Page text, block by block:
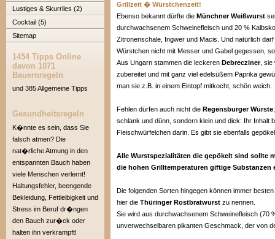
Lustiges & Skurriles (2)
Cocktail (5)
Sitemap
1454 Tipps Online
davon 1071
Bauernregeln
und 385 Allgemeine Tipps
Gesundheitsregeln
K�nnte es sein, dass Sie
falsch atmen? Die
nat�rliche Atmung in den
entspannten Bauch haben
viele Menschen verlernt!
Haltungsfehler, beengende
Bekleidung, Fettleibigkeit und
Stress im Beruf dr�ngen
den Bauch zur�ck oder
halten ihn verkrampft!
Grillzeit � Würstchenzeit!
Ebenso bekannt dürfte die Münchner Weißwurst
durchwachsenem Schweinefleisch und 20 %
Zitronenschale, Ingwer und Macis. Und natürlich
Würstchen nicht mit Messer und Gabel gegessen,
Aus Ungarn stammen die leckeren Debrecziner, sie
zubereitet und mit ganz viel edelsüßem Paprika
man sie z.B. in einem Eintopf mitkocht, schön weich.
Fehlen dürfen auch nicht die Regensburger Würste
schlank und dünn, sondern klein und dick: Ihr Inhalt
Fleischwürfelchen darin. Es gibt sie ebenfalls
Alle Wurstspezialitäten die gepökelt sind sollte
die hohen Grilltemperaturen giftige Substanzen
Die folgenden Sorten hingegen können immer
hier die Thüringer Rostbratwurst zu nennen.
Sie wird aus durchwachsenem Schweinefleisch (70
unverwechselbaren pikanten Geschmack, der von